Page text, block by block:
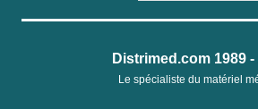
Distrimed.com 1989 -
Le spécialiste du matériel